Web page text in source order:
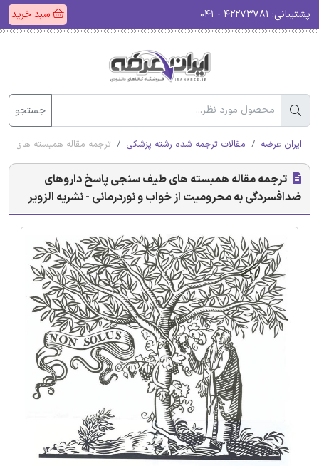
پشتیبانی: سبد خرید
جستجو
ایران عرضه مقالات ترجمه شده رشته پزشکی ترجمه مقاله همبسته های
ترجمه مقاله همبسته های طیف سنجی پاسخ داروهای
ضدافسردگی به محرومیت از خواب و نوردرمانی - نشریه الزویر